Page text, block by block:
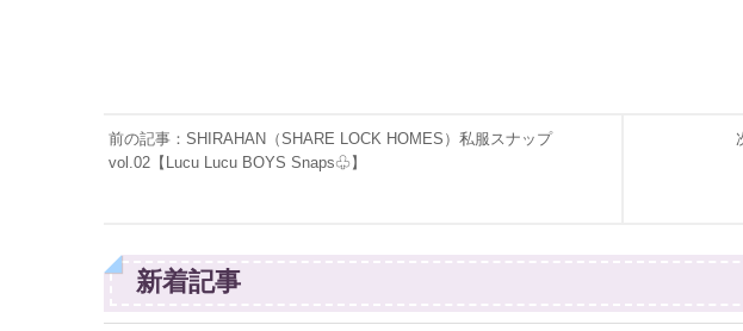
前の記事：SHIRAHAN（SHARE LOCK HOMES）私服スナップ
vol.02【Lucu Lucu BOYS Snaps♧】
新着記事